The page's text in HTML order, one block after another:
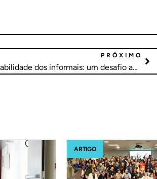
PRÓXIMO
A vulnerabilidade dos informais: um desafio anterior à Covid-19
ARTIGO